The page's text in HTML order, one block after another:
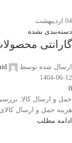
04 اردیبهشت
دسته‌بندی نشده
گارانتی
ارسال شده توسط
1404-06-12
0
حمل و ارسال کالا:
هزینه حمل و ارسال
ادامه مطلب